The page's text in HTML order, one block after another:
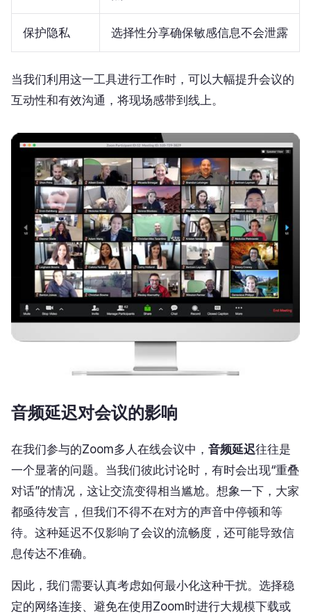
保护隐私 选择性分享确保敏感信息不会泄露
当我们利用这一工具进行工作时，可以大幅提升会议的
互动性和有效沟通，将现场感带到线上。
音频延迟对会议的影响
在我们参与的Zoom多人在线会议中， 音频延迟往往是
一个显著的问题。当我们彼此讨论时，有时会出现“重叠
对话”的情况，这让交流变得相当尴尬。想象一下，大家
都亟待发言，但我们不得不在对方的声音中停顿和等
待。这种延迟不仅影响了会议的流畅度，还可能导致信
息传达不准确。
因此，我们需要认真考虑如何最小化这种干扰。选择稳
定的网络连接、避免在使用Zoom时进行大规模下载或